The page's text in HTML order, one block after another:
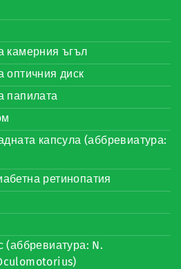
камерния ъгъл
оптичния диск
папилата
капсула (аббревиатура:
ретинопатия
(аббревиатура: N.